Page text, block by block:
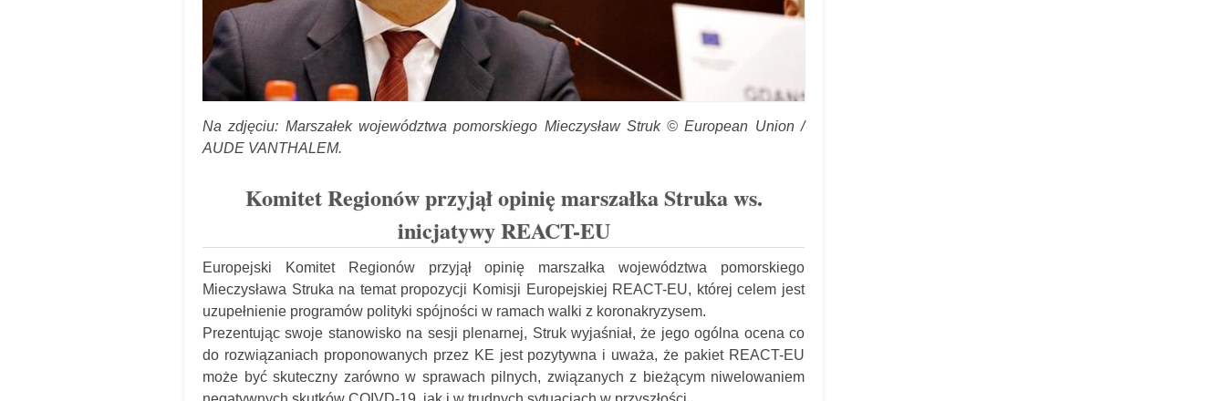
Na zdjęciu: Marszałek województwa pomorskiego Mieczysław Struk © European Union /
AUDE VANTHALEM.
Komitet Regionów przyjął opinię marszałka Struka ws.
inicjatywy REACT-EU
Europejski Komitet Regionów przyjął opinię marszałka województwa pomorskiego
Mieczysława Struka na temat propozycji Komisji Europejskiej REACT-EU, której celem jest
uzupełnienie programów polityki spójności w ramach walki z koronakryzysem.
Prezentując swoje stanowisko na sesji plenarnej, Struk wyjaśniał, że jego ogólna ocena co
do rozwiązaniach proponowanych przez KE jest pozytywna i uważa, że pakiet REACT-EU
może być skuteczny zarówno w sprawach pilnych, związanych z bieżącym niwelowaniem